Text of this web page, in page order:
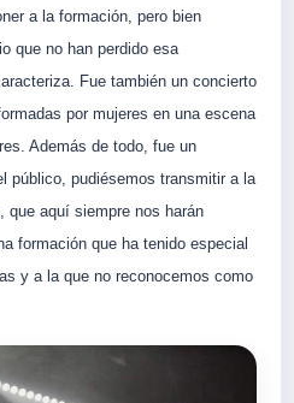
a la formación, pero bien
que no han perdido esa
Fue también un concierto
por mujeres en una escena
Además de todo, fue un
público, pudiésemos transmitir a la
que aquí siempre nos harán
formación que ha tenido especial
y a la que no reconocemos como